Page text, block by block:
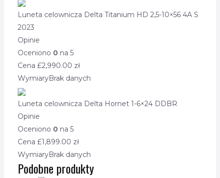
Luneta celownicza Delta Titanium HD 2,5-10×56 4A S
2023
Opinie
Oceniono 0 na 5
Cena £2,990.00 zł
WymiaryBrak danych
Luneta celownicza Delta Hornet 1-6×24 DDBR
Opinie
Oceniono 0 na 5
Cena £1,899.00 zł
WymiaryBrak danych
Podobne produkty